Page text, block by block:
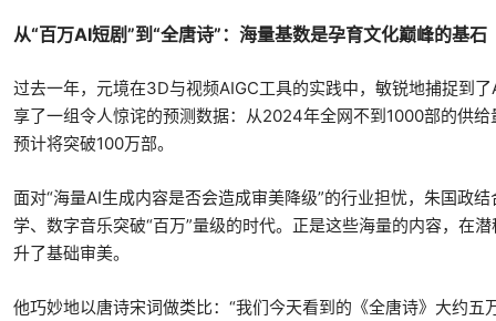
从“百万AI短剧”到“全唐诗”：海量基数是孕育文化巅峰的基石
过去一年，元境在3D与视频AIGC工具的实践中，敏锐地捕捉到
享了一组令人惊诧的预测数据：从2024年全网不到1000部的供
预计将突破100万部。
面对“海量AI生成内容是否会造成审美降级”的行业担忧，朱国政
学、数字音乐突破“百万”量级的时代。正是这些海量的内容，在
升了基础审美。
他巧妙地以唐诗宋词做类比：“我们今天看到的《全唐诗》大约